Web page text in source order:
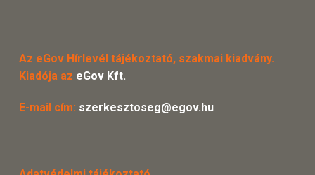
Az eGov Hírlevél tájékoztató, szakmai kiadvány.
Kiadója az eGov Kft.
E-mail cím: szerkesztoseg@egov.hu